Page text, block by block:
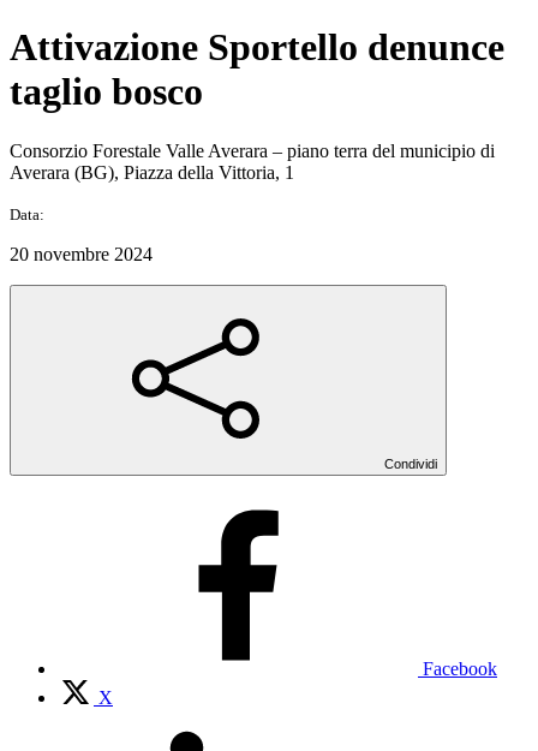
Attivazione Sportello denunce
taglio bosco
Consorzio Forestale Valle Averara – piano terra del municipio di
Averara (BG), Piazza della Vittoria, 1
Data:
20 novembre 2024
Condividi
Facebook
X